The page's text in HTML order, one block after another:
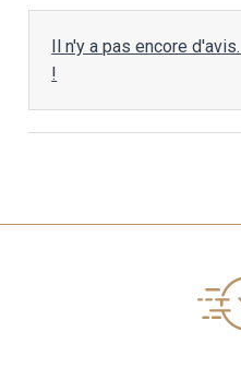
Il n'y a pas encore
!